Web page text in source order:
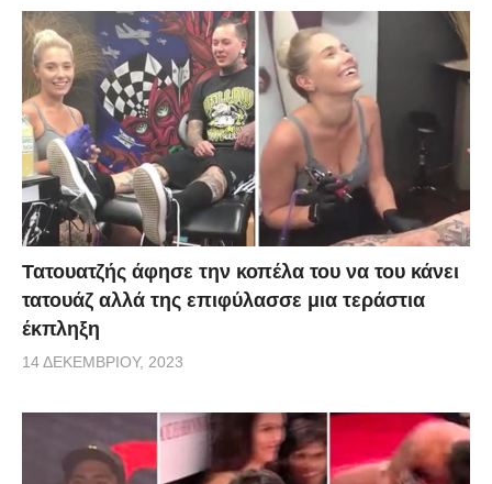
Τατουατζής άφησε την κοπέλα του να του κάνει
τατουάζ αλλά της επιφύλασσε μια τεράστια
έκπληξη
14 ΔΕΚΕΜΒΡΊΟΥ, 2023